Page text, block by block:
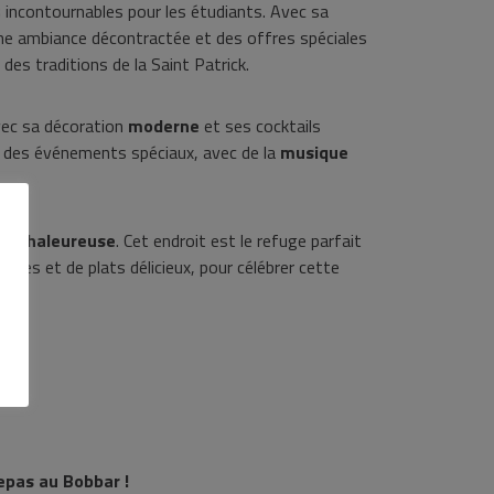
incontournables pour les étudiants. Avec sa
ambiance décontractée et des offres spéciales
traditions de la Saint Patrick.
sa décoration moderne et ses cocktails
événements spéciaux, avec de la musique
chaleureuse. Cet endroit est le refuge parfait
et de plats délicieux, pour célébrer cette
au Bobbar !